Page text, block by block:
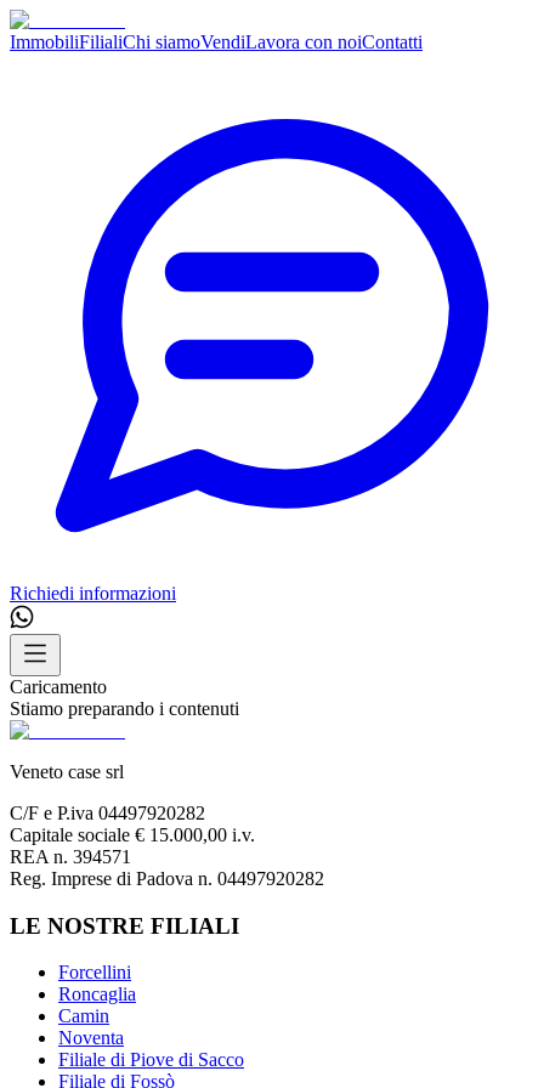
ImmobiliFilialiChi siamoVendiLavora con noiContatti
Richiedi informazioni
Caricamento
Stiamo preparando i contenuti
Veneto case srl
C/F e P.iva 04497920282
Capitale sociale € 15.000,00 i.v.
REA n. 394571
Reg. Imprese di Padova n. 04497920282
LE NOSTRE FILIALI
Forcellini
Roncaglia
Camin
Noventa
Filiale di Piove di Sacco
Filiale di Fossò